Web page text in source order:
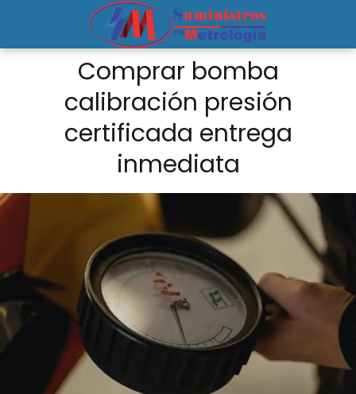
Comprar bomba
calibración presión
certificada entrega
inmediata